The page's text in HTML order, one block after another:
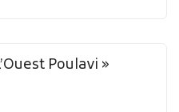
Poulavi »